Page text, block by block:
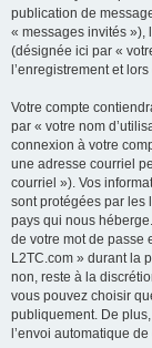
publication de
« messages invités »),
(désignée ici par «
l’enregistrement et
Votre compte
par « votre nom
connexion à votre
une adresse courriel
courriel »). Vos
sont protégées par les
pays qui nous
de votre mot de passe
L2TC.com » durant la
non, reste à la
vous pouvez choisir
publiquement. De
l’envoi automatique